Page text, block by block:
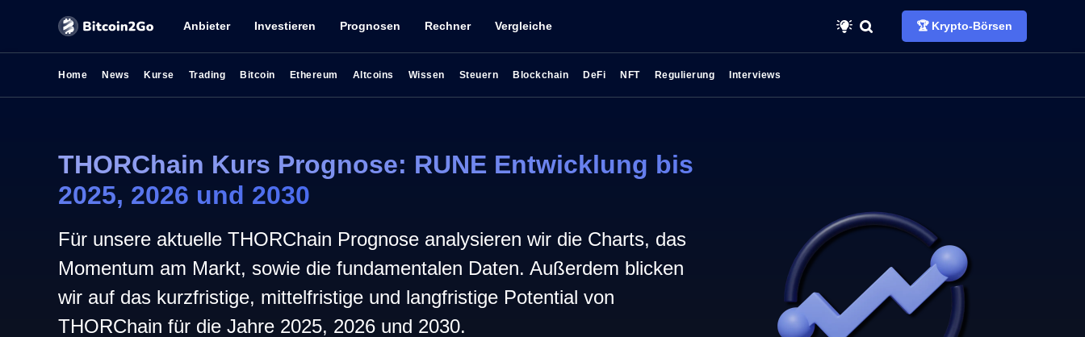
Anbieter Investieren Prognosen Rechner Vergleiche 🏆 Krypto-Börsen
Home News Kurse Trading Bitcoin Ethereum Altcoins Wissen Steuern Blockchain DeFi NFT Regulierung Interviews
THORChain Kurs Prognose: RUNE Entwicklung bis
2025, 2026 und 2030
Für unsere aktuelle THORChain Prognose analysieren wir die Charts, das
Momentum am Markt, sowie die fundamentalen Daten. Außerdem blicken
wir auf das kurzfristige, mittelfristige und langfristige Potential von
THORChain für die Jahre 2025, 2026 und 2030.